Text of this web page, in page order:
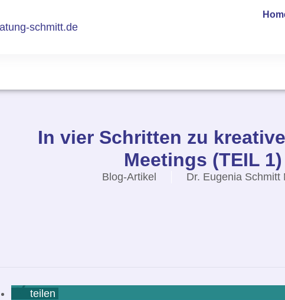
schmitt.de
In vier Schritten zu
Meetings (TEIL 1)
Blog-Artikel Dr. Eugenia Schmitt
teilen